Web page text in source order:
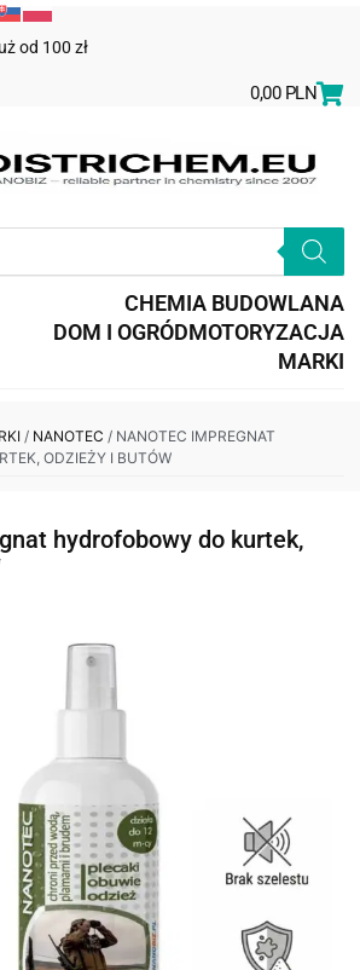
od 100 zł
0,00 PLN
CHEMIA BUDOWLANA
DOM I OGRÓDMOTORYZACJA
MARKI
/ NANOTEC / NANOTEC IMPREGNAT
ODZIEŻY I BUTÓW
hydrofobowy do kurtek,